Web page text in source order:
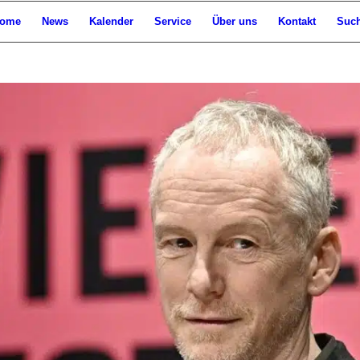
News Kalender Service Über uns Kontakt